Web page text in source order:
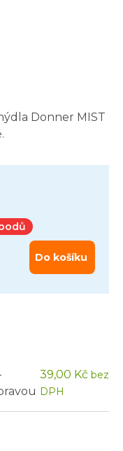
Donner MIST
Do košíku
39,00 Kč bez
DPH